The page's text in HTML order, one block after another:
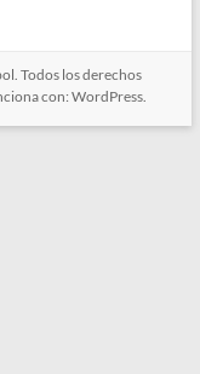
. Todos los derechos
con: WordPress.